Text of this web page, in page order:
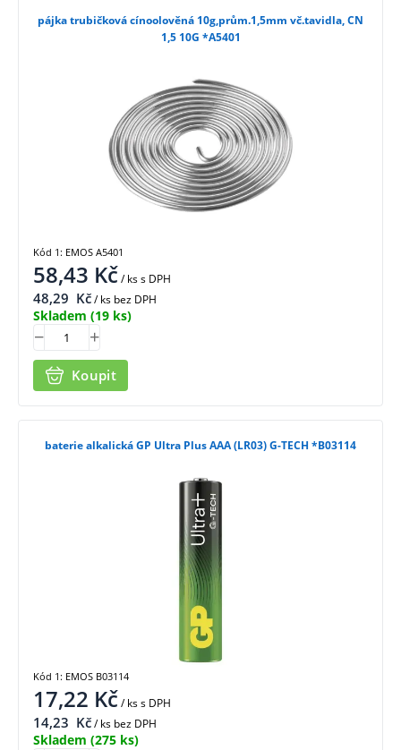
pájka trubičková cínoolověná 10g,prům.1,5mm vč.tavidla, CN
1,5 10G *A5401
58,43 Kč/ kss DPH
48,29 Kč/ ks bez DPH
Skladem (19 ks)
Koupit
Kód 1: EMOS A5401
baterie alkalická GP Ultra Plus AAA (LR03) G-TECH *B03114
17,22 Kč/ kss DPH
14,23 Kč/ ks bez DPH
Skladem (275 ks)
Kód 1: EMOS B03114